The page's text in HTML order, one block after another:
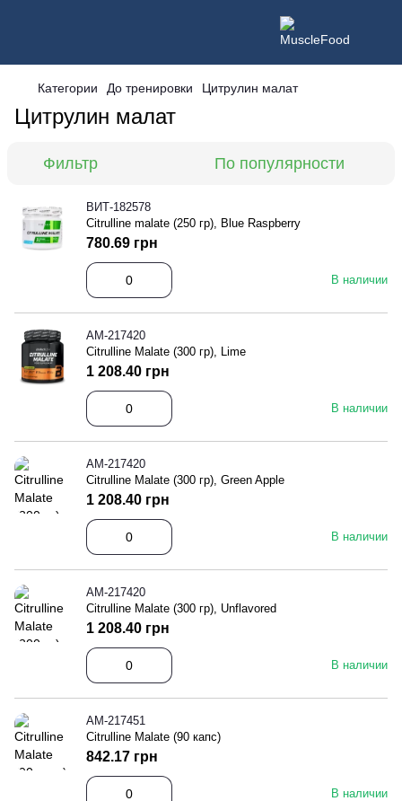
Категории До тренировки Цитрулин малат
Цитрулин малат
Фильтр По популярности
ВИТ-182578
Citrulline malate (250 гр), Blue Raspberry
В наличии
780.69 грн
АМ-217420
Citrulline Malate (300 гр), Lime
В наличии
1 208.40 грн
АМ-217420
Citrulline Malate (300 гр), Green Apple
В наличии
1 208.40 грн
АМ-217420
Citrulline Malate (300 гр), Unflavored
В наличии
1 208.40 грн
АМ-217451
Citrulline Malate (90 капс)
В наличии
842.17 грн